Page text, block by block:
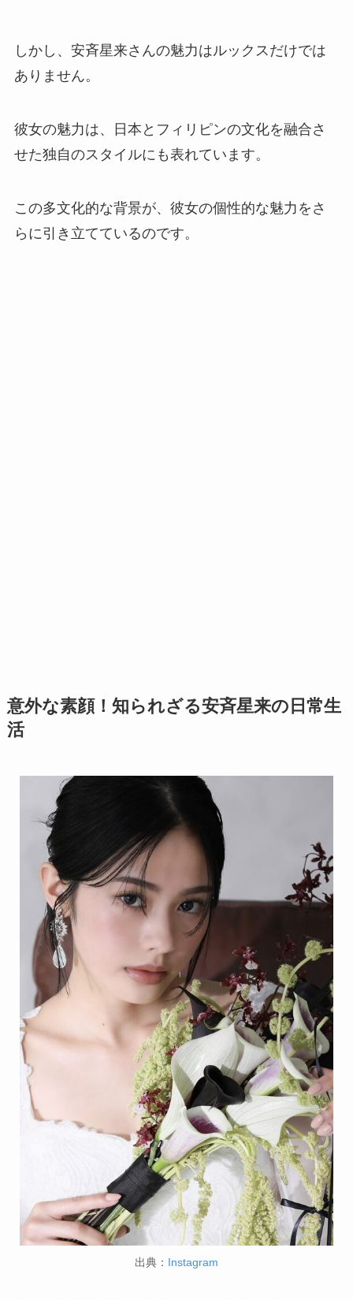
しかし、安斉星来さんの魅力はルックスだけでは
ありません。
彼女の魅力は、日本とフィリピンの文化を融合さ
せた独自のスタイルにも表れています。
この多文化的な背景が、彼女の個性的な魅力をさ
らに引き立てているのです。
意外な素顔！知られざる安斉星来の日常生
活
出典： Instagram